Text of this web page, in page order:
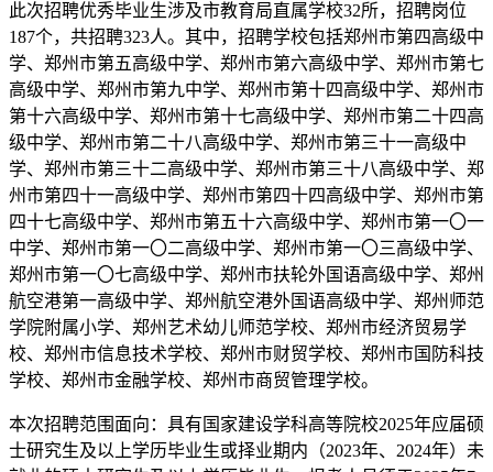
此次招聘优秀毕业生涉及市教育局直属学校32所，招聘岗位
187个，共招聘323人。其中，招聘学校包括郑州市第四高级中
学、郑州市第五高级中学、郑州市第六高级中学、郑州市第七
高级中学、郑州市第九中学、郑州市第十四高级中学、郑州市
第十六高级中学、郑州市第十七高级中学、郑州市第二十四高
级中学、郑州市第二十八高级中学、郑州市第三十一高级中
学、郑州市第三十二高级中学、郑州市第三十八高级中学、郑
州市第四十一高级中学、郑州市第四十四高级中学、郑州市第
四十七高级中学、郑州市第五十六高级中学、郑州市第一〇一
中学、郑州市第一〇二高级中学、郑州市第一〇三高级中学、
郑州市第一〇七高级中学、郑州市扶轮外国语高级中学、郑州
航空港第一高级中学、郑州航空港外国语高级中学、郑州师范
学院附属小学、郑州艺术幼儿师范学校、郑州市经济贸易学
校、郑州市信息技术学校、郑州市财贸学校、郑州市国防科技
学校、郑州市金融学校、郑州市商贸管理学校。
本次招聘范围面向：具有国家建设学科高等院校2025年应届硕
士研究生及以上学历毕业生或择业期内（2023年、2024年）未